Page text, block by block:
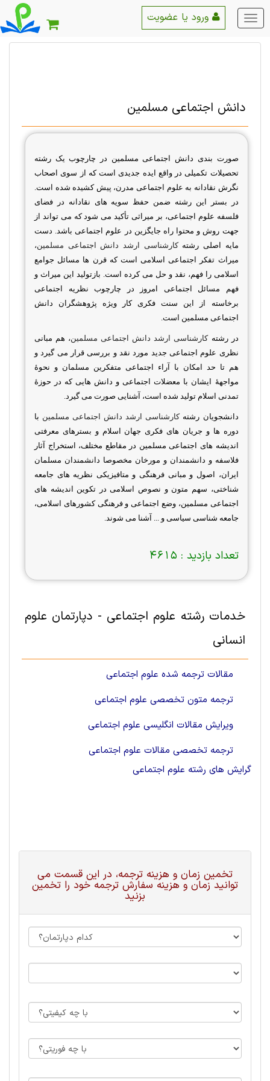
منو
اصلی
دانش اجتماعی مسلمین
صورت بندی دانش اجتماعی مسلمین در چارچوب یک رشته
تحصیلات تکمیلی در واقع ایده جدیدی است که از سوی اصحاب
نگرش نقادانه به علوم اجتماعی مدرن، پیش کشیده شده است.
در بستر این رشته ضمن حفظ سویه های نقادانه در فضای
فلسفه علوم اجتماعی، بر میراثی تأکید می شود که می تواند از
جهت روش و محتوا راه جایگزین در علوم اجتماعی باشد. دست
مایه اصلی رشتهکارشناسی ارشد دانش اجتماعی مسلمین،
میراث تفکر اجتماعی اسلامی است که قرن ها مسائل جوامع
اسلامی را فهم، نقد و حل می کرده است. بازتولید این میراث و
فهم مسائل اجتماعی امروز در چارچوب نظریه اجتماعی
برخاسته از این سنت فکری کار ویژه پژوهشگران دانش
اجتماعی مسلمین است.
در رشته کارشناسی ارشد دانش اجتماعی مسلمین، هم مبانی
نظری علوم اجتماعی جدید مورد نقد و بررسی قرار می گیرد و
هم تا حد امکان با آراء اجتماعی متفکرین مسلمان و نحوۀ
مواجهۀ ایشان با معضلات اجتماعی و دانش هایی که در حوزۀ
تمدنی اسلام تولید شده است، آشنایی صورت می گیرد.
دانشجویان رشتهکارشناسی ارشد دانش اجتماعی مسلمین با
دوره ها و جریان های فکری جهان اسلام و بسترهای معرفتی
اندیشه های اجتماعی مسلمین در مقاطع مختلف، استخراج آثار
فلاسفه و دانشمندان و مورخان مخصوصا دانشمندان مسلمان
ایران، اصول و مبانی فرهنگی و متافیزیکی نظریه های جامعه
شناختی، سهم متون و نصوص اسلامی در تکوین اندیشه های
اجتماعی مسلمین، وضع اجتماعی و فرهنگی کشورهای اسلامی،
جامعه شناسی سیاسی و ... آشنا می شوند.
تعداد بازدید : 4615
خدمات رشته علوم اجتماعی - دپارتمان علوم
انسانی
مقالات ترجمه شده علوم اجتماعی
ترجمه متون تخصصی علوم اجتماعی
ویرایش مقالات انگلیسی علوم اجتماعی
ترجمه تخصصی مقالات علوم اجتماعی
گرایش های رشته علوم اجتماعی
تخمین زمان و هزینه ترجمه، در این قسمت می
توانید زمان و هزینه سفارش ترجمه خود را تخمین
بزنید